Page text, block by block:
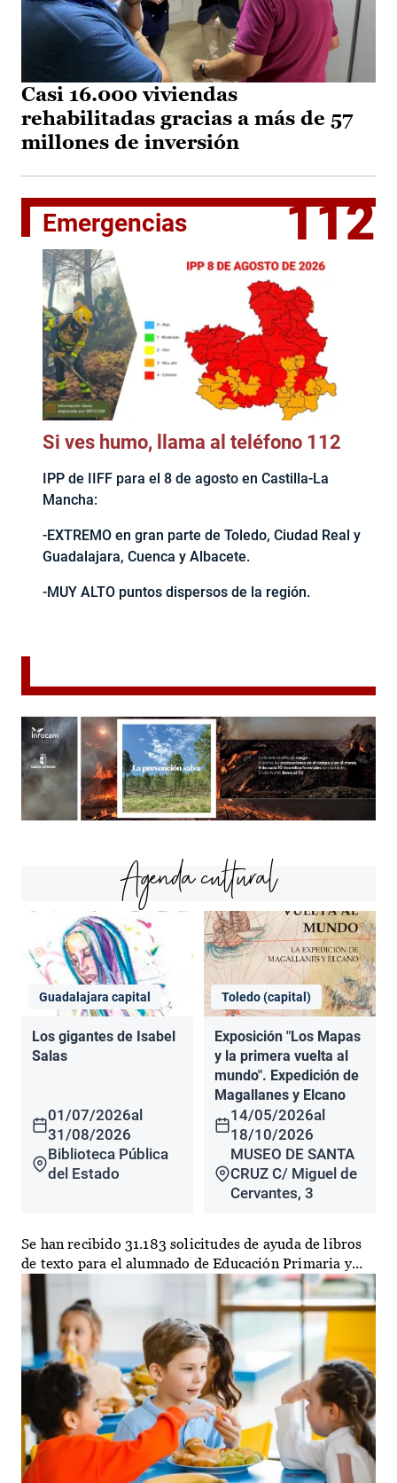
Casi 16.000 viviendas
rehabilitadas gracias a más de 57
millones de inversión
Emergencias 112
Si ves humo, llama al teléfono 112
IPP de IIFF para el 8 de agosto en Castilla-La
Mancha:
-EXTREMO en gran parte de Toledo, Ciudad Real y
Guadalajara, Cuenca y Albacete.
-MUY ALTO puntos dispersos de la región.
Agenda cultural
Guadalajara capital
Los gigantes de Isabel
Salas
01/07/2026al
31/08/2026
Biblioteca Pública
del Estado
Toledo (capital)
Exposición "Los Mapas
y la primera vuelta al
mundo". Expedición de
Magallanes y Elcano
14/05/2026al
18/10/2026
MUSEO DE SANTA
CRUZ C/ Miguel de
Cervantes, 3
Se han recibido 31.183 solicitudes de ayuda de libros
de texto para el alumnado de Educación Primaria y...